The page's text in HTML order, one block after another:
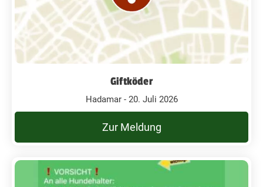
Giftköder
Hadamar - 20. Juli 2026
Zur Meldung